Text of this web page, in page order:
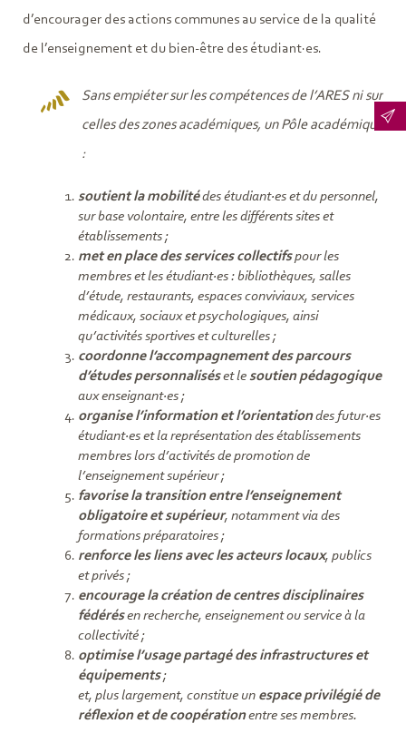
d’encourager des actions communes au service de la qualité
de l’enseignement et du bien-être des étudiant·es.
Sans empiéter sur les compétences de l’ARES ni sur
celles des zones académiques, un Pôle académique
:
soutient la mobilitédes étudiant·es et du personnel,
sur base volontaire, entre les différents sites et
établissements ;
met en place des services collectifspour les
membres et les étudiant·es : bibliothèques, salles
d’étude, restaurants, espaces conviviaux, services
médicaux, sociaux et psychologiques, ainsi
qu’activités sportives et culturelles ;
coordonne l’accompagnement des parcours
d’études personnaliséset lesoutien pédagogique
aux enseignant·es ;
organise l’information et l’orientationdes futur·es
étudiant·es et la représentation des établissements
membres lors d’activités de promotion de
l’enseignement supérieur ;
favorise la transition entre l’enseignement
obligatoire et supérieur, notamment via des
formations préparatoires ;
renforce les liens avec les acteurs locaux, publics
et privés ;
encourage la création de centres disciplinaires
fédérésen recherche, enseignement ou service à la
collectivité ;
optimise l’usage partagé des infrastructures et
équipements;
et, plus largement, constitue un espace privilégié de
réflexion et de coopérationentre ses membres.